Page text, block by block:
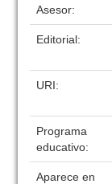
Asesor:
Editorial:
URI:
Programa
educativo:
Aparece en